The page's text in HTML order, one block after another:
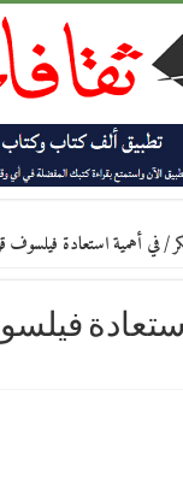
/في أهمية استعادة فيلسوف